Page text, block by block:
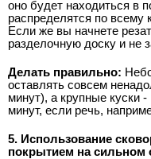
оно будет находиться в
распределятся по всему
Если же вы начнете
разделочную доску и не
Делать правильно:
оставлять совсем
минут), а крупные куски
минут, если речь,
5. Использование
покрытием на сильном